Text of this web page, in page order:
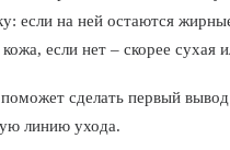
если на ней остаются
если нет – скорее сухая
сделать первый
линию ухода.